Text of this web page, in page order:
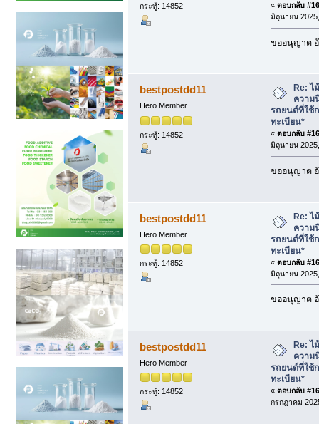
กระทู้: 14852 « ตอบกลับ
มิถุนายน
ขออนุญาต
bestpostdd11
Hero Member
กระทู้: 14852
Re:
ความ
รถยนต์ที่ใช้
ทะเบียน*
« ตอบกลับ
มิถุนายน
ขออนุญาต
bestpostdd11
Hero Member
กระทู้: 14852
Re: ไ
ความ
รถยนต์ที่ใช้
ทะเบียน*
« ตอบกลับ
มิถุนายน
ขออนุญาต
bestpostdd11
Hero Member
กระทู้: 14852
Re: ไ
ความ
รถยนต์ที่ใช้
ทะเบียน*
« ตอบกลับ
กรกฎาคม